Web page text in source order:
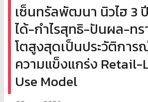
เซ็นทรัลพัฒนา นิวไฮ 3
ได้-กำไรสุทธิ-ปันผล-ท
โตสูงสุดเป็นประวัติการ
ความแข็งแกร่ง Retail-
Use Model